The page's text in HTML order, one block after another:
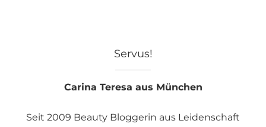
Servus!
Carina Teresa aus München
Seit 2009 Beauty Bloggerin aus Leidenschaft